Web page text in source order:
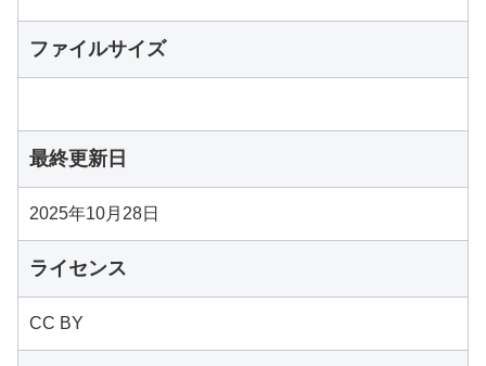
ファイルサイズ
最終更新日
2025年10月28日
ライセンス
CC BY